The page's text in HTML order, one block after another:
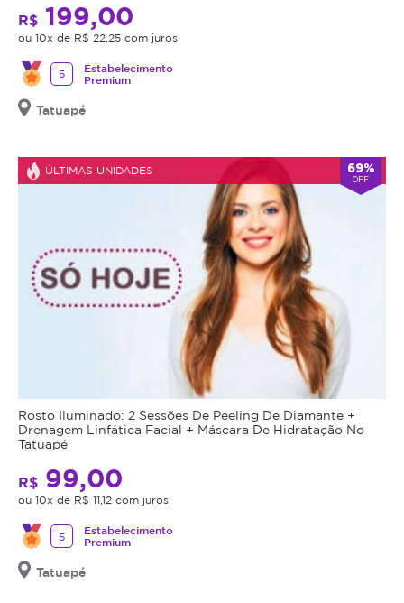
anti-
inflamatórios,
que
suavizam
vermelhidões
e
alívio
imediato.
hidratada,
macia
Benefícios
do
•
Redução
de
cravos
e
R$ 199,00
ou 10x de R$ 22,25 com juros
5
Estabelecimento
Premium
Tatuapé
ÚLTIMAS UNIDADES 69%
OFF
Rosto Iluminado: 2 Sessões De Peeling De Diamante +
Drenagem Linfática Facial + Máscara De Hidratação No
Tatuapé
R$ 99,00
ou 10x de R$ 11,12 com juros
5
Estabelecimento
Premium
Tatuapé